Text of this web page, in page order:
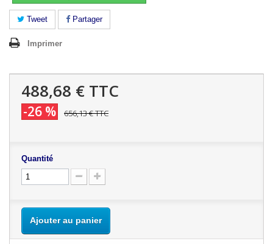
Tweet Partager
Imprimer
488,68 € TTC
-26 % 656,13 €TTC
Quantité
Ajouter au panier